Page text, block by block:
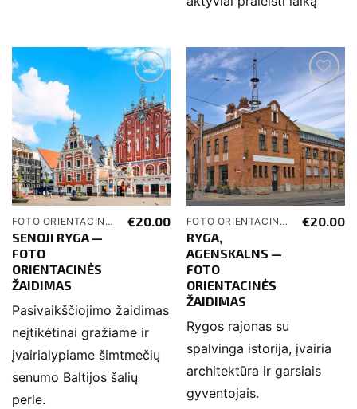
FOTO ORIENTACINĖS ŽAIDIMAI
SENOJI RYGA —
FOTO
ORIENTACINĖS
ŽAIDIMAS
€20.00
Pasivaikščiojimo žaidimas
neįtikėtinai gražiame ir
įvairialypiame šimtmečių
senumo Baltijos šalių
perle.
FOTO ORIENTACINĖS ŽAIDIMAI
RYGA,
AGENSKALNS —
FOTO
ORIENTACINĖS
ŽAIDIMAS
€20.00
Rygos rajonas su
spalvinga istorija, įvairia
architektūra ir garsiais
gyventojais.